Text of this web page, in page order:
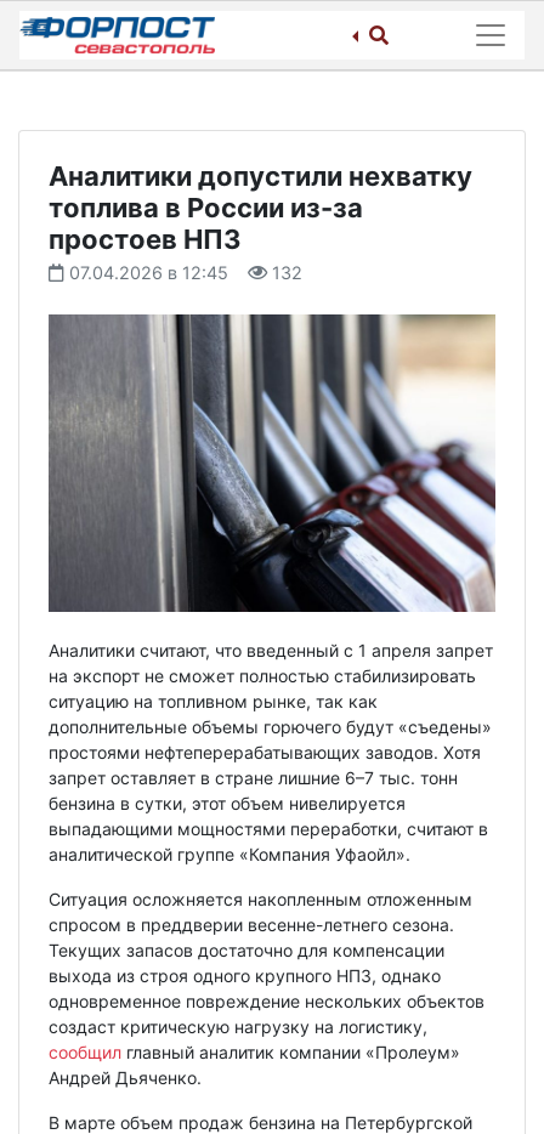
Skip
content
Аналитики допустили нехватку
топлива в России из-за
простоев НПЗ
07.04.2026 в 12:45 132
Аналитики считают, что введенный с 1 апреля запрет
на экспорт не сможет полностью стабилизировать
ситуацию на топливном рынке, так как
дополнительные объемы горючего будут «съедены»
простоями нефтеперерабатывающих заводов. Хотя
запрет оставляет в стране лишние 6–7 тыс. тонн
бензина в сутки, этот объем нивелируется
выпадающими мощностями переработки, считают в
аналитической группе «Компания Уфаойл».
Ситуация осложняется накопленным отложенным
спросом в преддверии весенне-летнего сезона.
Текущих запасов достаточно для компенсации
выхода из строя одного крупного НПЗ, однако
одновременное повреждение нескольких объектов
создаст критическую нагрузку на логистику,
сообщил главный аналитик компании «Пролеум»
Андрей Дьяченко.
В марте объем продаж бензина на Петербургской